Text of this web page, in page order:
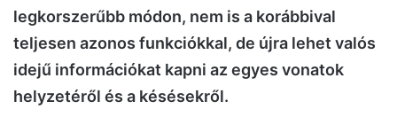
legkorszerűbb módon, nem is a korábbival
teljesen azonos funkciókkal, de újra lehet valós
idejű információkat kapni az egyes vonatok
helyzetéről és a késésekről.